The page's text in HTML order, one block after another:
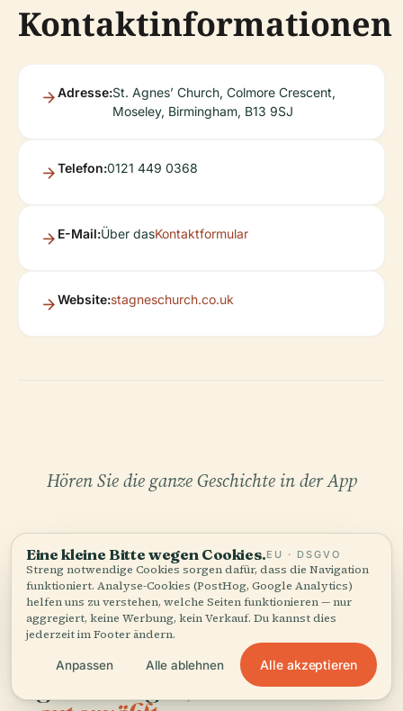
Kontaktinformationen
Adresse:St. Agnes’ Church, Colmore Crescent,
Moseley, Birmingham, B13 9SJ
Telefon:0121 449 0368
E-Mail:Über dasKontaktformular
Website:stagneschurch.co.uk
Hören Sie die ganze Geschichte in der App
IHR PERSÖNLICHER KURATOR
St. Agnes Kirche, Moseley,
Eine kleine Bitte wegen Cookies.EU · DSGVO
Streng notwendige Cookies sorgen dafür, dass die Navigation
funktioniert. Analyse-Cookies (PostHog, Google Analytics)
helfen uns zu verstehen, welche Seiten funktionieren — nur
aggregiert, keine Werbung, kein Verkauf. Du kannst dies
jederzeit im Footer ändern.
Anpassen Alle ablehnen Alle akzeptieren